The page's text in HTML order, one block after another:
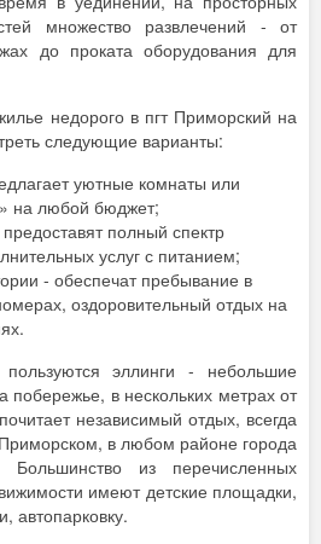
множество развлечений - от
до проката оборудования для
недорого в пгт Приморский на
следующие варианты:
уютные комнаты или
на любой бюджет;
полный спектр
услуг с питанием;
- обеспечат пребывание в
оздоровительный отдых на
эллинги - небольшие
в нескольких метрах от
независимый отдых, всегда
в любом районе города
из перечисленных
имеют детские площадки,
автопарковку.